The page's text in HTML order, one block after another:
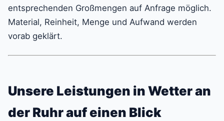
entsprechenden Großmengen auf Anfrage möglich.
Material, Reinheit, Menge und Aufwand werden
vorab geklärt.
Unsere Leistungen in Wetter an
der Ruhr auf einen Blick